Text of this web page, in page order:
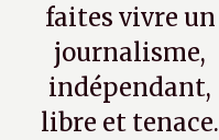
faites vivre un
journalisme,
indépendant,
libre et tenace.